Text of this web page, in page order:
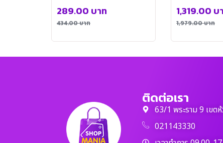
434.00บาท
289.00 บาท
1,979.00บาท
1,319.00 บ
ติดต่อเรา
63/1 พระราม 9 เขต
021143330